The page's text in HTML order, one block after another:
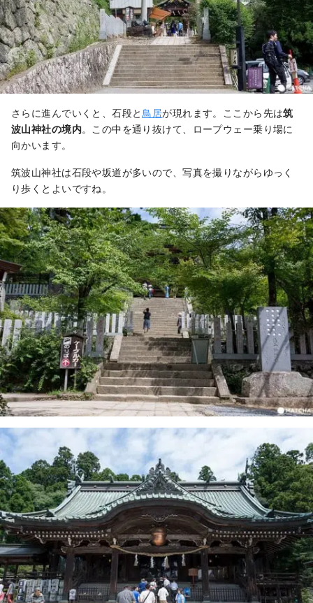
さらに進んでいくと、石段と 鳥居が現れます。ここから先は筑
波山神社の境内。この中を通り抜けて、ロープウェー乗り場に
向かいます。
筑波山神社は石段や坂道が多いので、写真を撮りながらゆっく
り歩くとよいですね。